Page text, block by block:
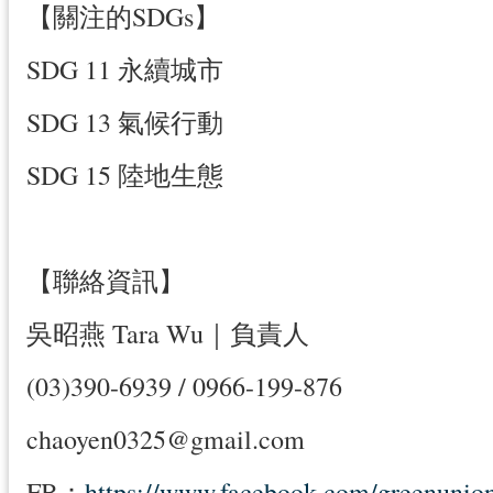
【關注的SDGs】
SDG 11 永續城市
SDG 13 氣候行動
SDG 15 陸地生態
【聯絡資訊】
吳昭燕 Tara Wu｜負責人
(03)390-6939 / 0966-199-876
chaoyen0325@gmail.com